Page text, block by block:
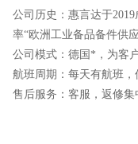
公司历史：惠言达于
率“欧洲工业备品备件供应
公司模式：德国*，为客
航班周期：每天有航班，
售后服务：客服，返修集